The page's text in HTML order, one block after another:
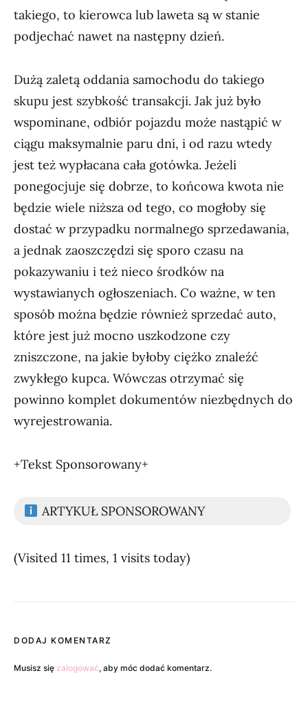
takiego, to kierowca lub laweta są w stanie
podjechać nawet na następny dzień.
Dużą zaletą oddania samochodu do takiego
skupu jest szybkość transakcji. Jak już było
wspominane, odbiór pojazdu może nastąpić w
ciągu maksymalnie paru dni, i od razu wtedy
jest też wypłacana cała gotówka. Jeżeli
ponegocjuje się dobrze, to końcowa kwota nie
będzie wiele niższa od tego, co mogłoby się
dostać w przypadku normalnego sprzedawania,
a jednak zaoszczędzi się sporo czasu na
pokazywaniu i też nieco środków na
wystawianych ogłoszeniach. Co ważne, w ten
sposób można będzie również sprzedać auto,
które jest już mocno uszkodzone czy
zniszczone, na jakie byłoby ciężko znaleźć
zwykłego kupca. Wówczas otrzymać się
powinno komplet dokumentów niezbędnych do
wyrejestrowania.
+Tekst Sponsorowany+
ARTYKUŁ SPONSOROWANY
(Visited 11 times, 1 visits today)
DODAJ KOMENTARZ
Musisz się zalogować, aby móc dodać komentarz.